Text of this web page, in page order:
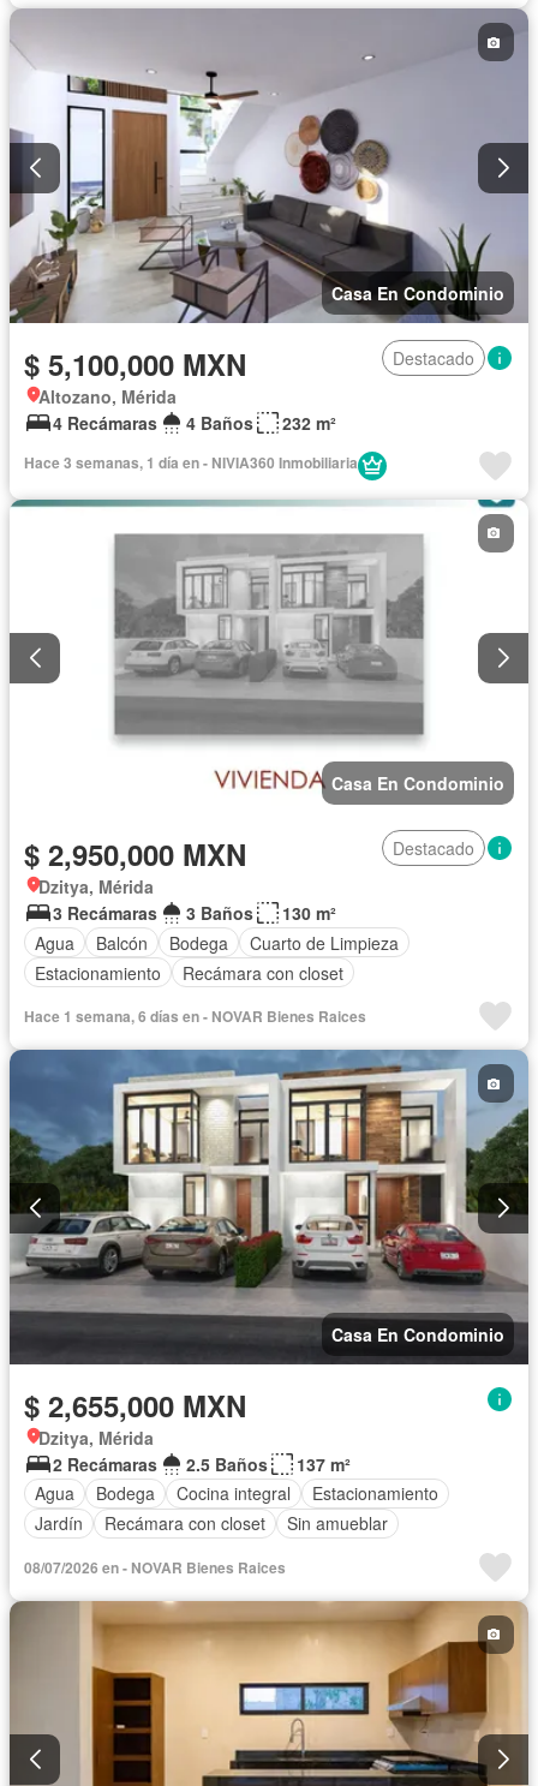
Casa En Condominio
$ 5,100,000 MXN
Destacado
Altozano, Mérida
4 Recámaras
4 Baños 232 m²
Hace 3 semanas, 1 día en - NIVIA360 Inmobiliaria
Casa En Condominio
$ 2,950,000 MXN
Destacado
Dzitya, Mérida
3 Recámaras
3 Baños
130 m²
Agua
Balcón Bodega
Cuarto de Limpieza
Estacionamiento
Recámara con closet
Hace 1 semana, 6 días en - NOVAR Bienes Raices
Casa En Condominio
$ 2,655,000 MXN
Dzitya, Mérida
2 Recámaras
2.5 Baños
137 m²
Agua
Bodega Cocina integral
Estacionamiento
Jardín
Recámara con closet Sin amueblar
08/07/2026 en - NOVAR Bienes Raices